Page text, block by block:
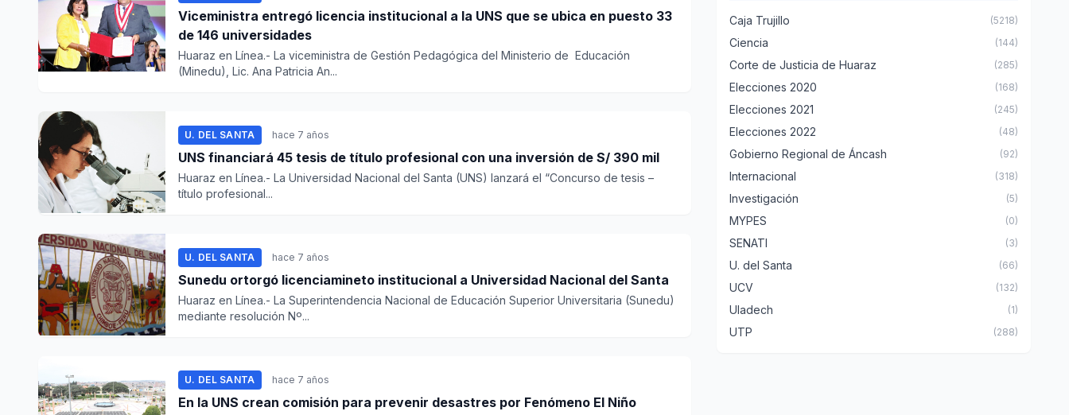
Viceministra entregó licencia institucional a la UNS que se ubica en puesto 33
de 146 universidades
Huaraz en Línea.- La viceministra de Gestión Pedagógica del Ministerio de Educación
(Minedu), Lic. Ana Patricia An...
U. DEL SANTA hace 7 años
UNS financiará 45 tesis de título profesional con una inversión de S/ 390 mil
Huaraz en Línea.- La Universidad Nacional del Santa (UNS) lanzará el “Concurso de tesis –
título profesional...
U. DEL SANTA hace 7 años
Sunedu ortorgó licenciamineto institucional a Universidad Nacional del Santa
Huaraz en Línea.- La Superintendencia Nacional de Educación Superior Universitaria (Sunedu)
mediante resolución Nº...
U. DEL SANTA hace 7 años
En la UNS crean comisión para prevenir desastres por Fenómeno El Niño
Caja Trujillo (5218)
Ciencia (144)
Corte de Justicia de Huaraz (285)
Elecciones 2020 (168)
Elecciones 2021 (245)
Elecciones 2022 (48)
Gobierno Regional de Áncash (92)
Internacional (318)
Investigación (5)
MYPES (0)
SENATI (3)
U. del Santa (66)
UCV (132)
Uladech (1)
UTP (288)